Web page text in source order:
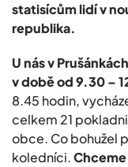
statisícům lidí v
republika.
U nás v
v době od 9.30 –
8.45 hodin,
celkem 21
obce. Co bohužel
koledníci.